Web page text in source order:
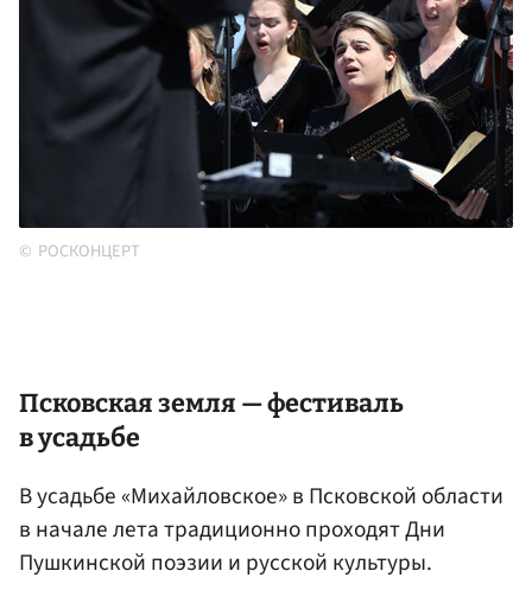
РОСКОНЦЕРТ
Псковская земля — фестиваль
в усадьбе
В усадьбе «Михайловское» в Псковской области
в начале лета традиционно проходят Дни
Пушкинской поэзии и русской культуры.